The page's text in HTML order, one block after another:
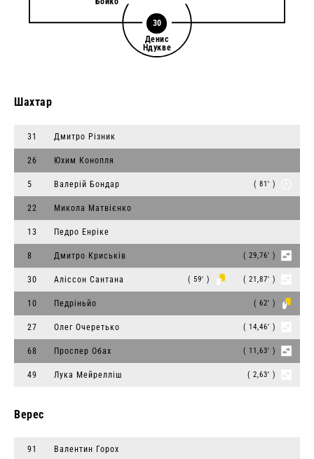
30
Денис
Ндукве
Шахтар
31 Дмитро Різник
26 Юхим Конопля
5 Валерій Бондар ( 81' )
22 Микола Матвієнко
13 Педро Енріке
8 Дмитро Криськів ( 29,76' )
30 Аліссон Сантана ( 59' ) ( 21,87' )
10 Педріньйо ( 62' )
27 Олег Очеретько ( 14,46' )
68 Проспер Обах ( 11,63' )
49 Лука Мейрелліш ( 2,63' )
Верес
91 Валентин Горох